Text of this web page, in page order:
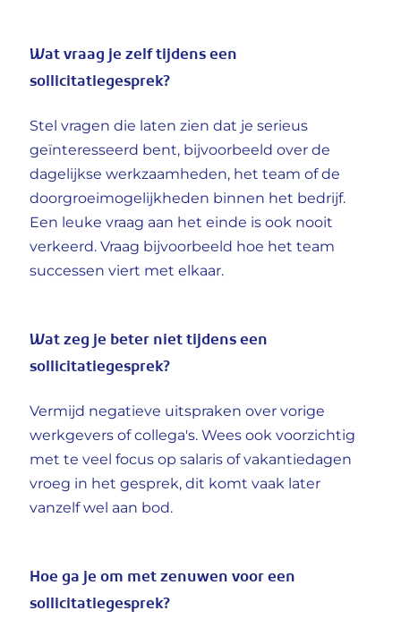
Wat vraag je zelf tijdens een
sollicitatiegesprek?
Stel vragen die laten zien dat je serieus
geïnteresseerd bent, bijvoorbeeld over de
dagelijkse werkzaamheden, het team of de
doorgroeimogelijkheden binnen het bedrijf.
Een leuke vraag aan het einde is ook nooit
verkeerd. Vraag bijvoorbeeld hoe het team
successen viert met elkaar.
Wat zeg je beter niet tijdens een
sollicitatiegesprek?
Vermijd negatieve uitspraken over vorige
werkgevers of collega's. Wees ook voorzichtig
met te veel focus op salaris of vakantiedagen
vroeg in het gesprek, dit komt vaak later
vanzelf wel aan bod.
Hoe ga je om met zenuwen voor een
sollicitatiegesprek?